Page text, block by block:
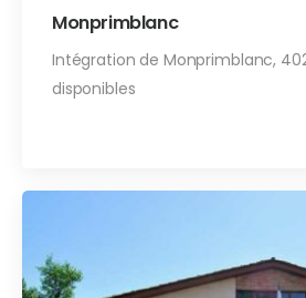
Monprimblanc
Intégration de Monprimblanc,
disponibles